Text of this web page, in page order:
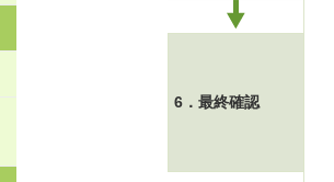
6．最終確認